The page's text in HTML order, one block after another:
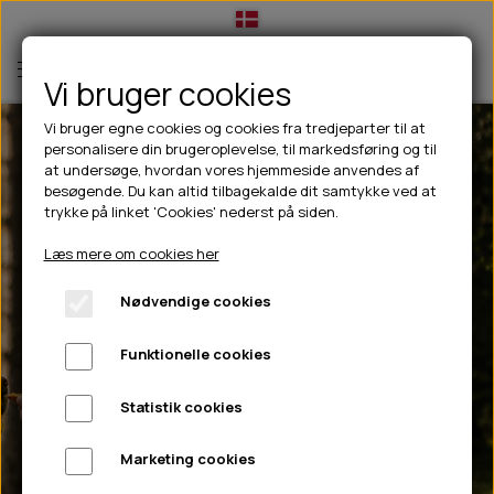
TIL HUND
💧FODER- VANDSKÅLE
CHICOPEE
GODBIDSTASKE
HALSBÅND
🦴 GODBIDDER & SNACKS
🍖 SMAGSVARIANTER
🎾 LEGETØJ
TÆNDER, ØRE, ØJE, POTER & NÆSE
🐾 UDSTYR & KOMFORT
TIL HUNDEEJER
DRIKKEFLASKER/TERMOFLASKER
HUER OG VANTER
PINEWOOD SALES
TIL KAT
TILBUD
NYHEDER
ABONNEMENT
BB Hundefoder
Naturligt hundefoder, kvalitetsudstyr og snacks leveret
Vi bruger cookies
Vi bruger egne cookies og cookies fra tredjeparter til at
personalisere din brugeroplevelse, til markedsføring og til
at undersøge, hvordan vores hjemmeside anvendes af
besøgende. Du kan altid tilbagekalde dit samtykke ved at
trykke på linket 'Cookies' nederst på siden.
Læs mere om cookies her
Nødvendige cookies
Funktionelle cookies
Statistik cookies
Marketing cookies